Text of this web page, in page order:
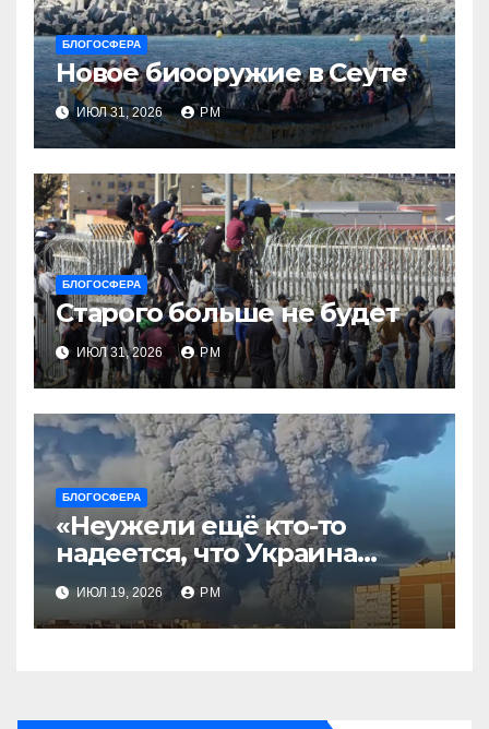
БЛОГОСФЕРА
Новое биооружие в Сеуте
ИЮЛ 31, 2026 РМ
БЛОГОСФЕРА
Старого больше не будет
ИЮЛ 31, 2026 РМ
БЛОГОСФЕРА
«Неужели ещё кто-то
надеется, что Украина
будет действовать
непоследовательно?»
ИЮЛ 19, 2026 РМ